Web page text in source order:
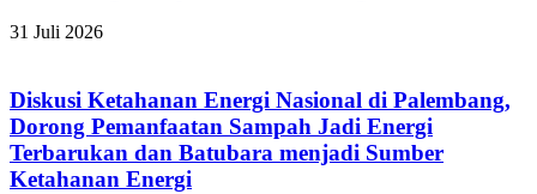
31 Juli 2026
Diskusi Ketahanan Energi Nasional di Palembang,
Dorong Pemanfaatan Sampah Jadi Energi
Terbarukan dan Batubara menjadi Sumber
Ketahanan Energi